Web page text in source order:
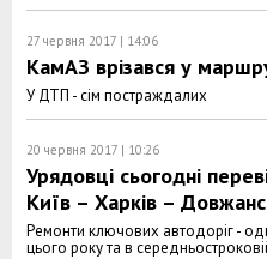
27 червня 2017 | 14:06
КамАЗ врізався у
У ДТП - сім постраждалих
20 червня 2017 | 10:26
Урядовці сьогодні
Київ – Харків –
Ремонти ключових автодоріг -
цього року та в